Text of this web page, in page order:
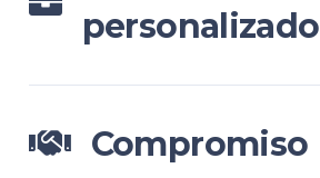
personalizado
Compromiso